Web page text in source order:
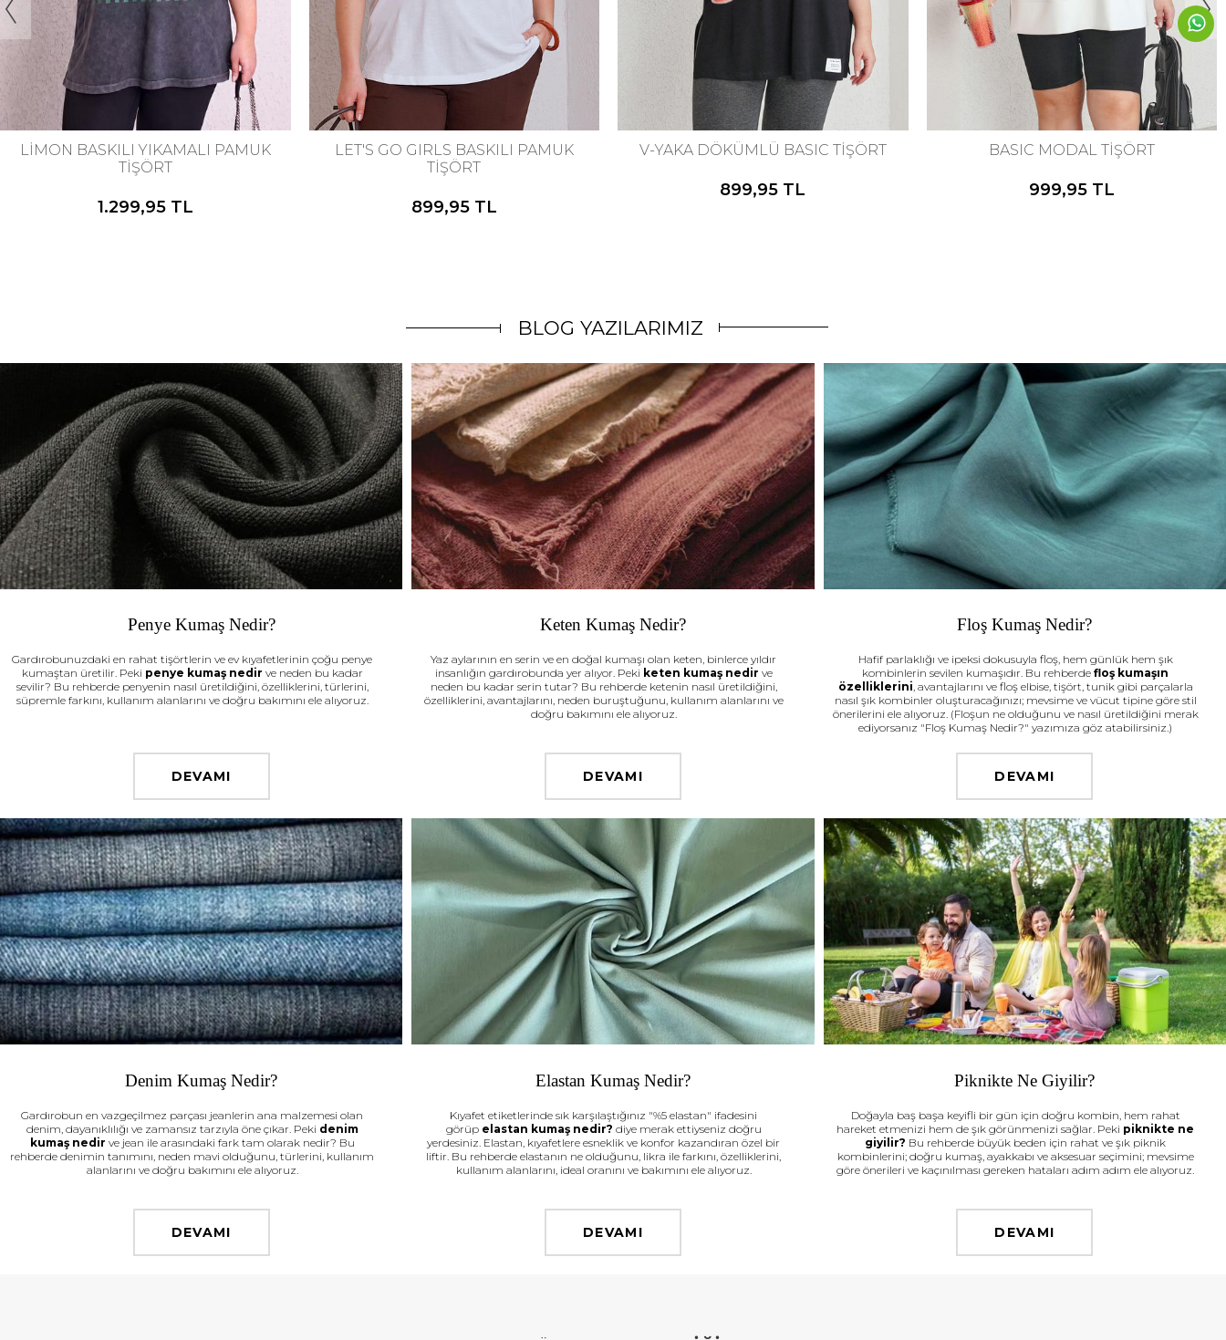
44-46 56-58 60-62
LİMON BASKILI YIKAMALI PAMUK
TİŞÖRT
1.299,95 TL
44-46 48-50 52-54 60-62
LET'S GO GIRLS BASKILI PAMUK
TİŞÖRT
899,95 TL
44-46 48-50 52-54 56-58 60-62
V-YAKA DÖKÜMLÜ BASIC TİŞÖRT
899,95 TL
44-46 56-58 60-62
BASIC MODAL TİŞÖRT
999,95 TL
BLOG YAZILARIMIZ
Penye Kumaş Nedir?
Gardırobunuzdaki en rahat tişörtlerin ve ev kıyafetlerinin çoğu penye
kumaştan üretilir. Peki penye kumaş nedir ve neden bu kadar
sevilir? Bu rehberde penyenin nasıl üretildiğini, özelliklerini, türlerini,
süpremle farkını, kullanım alanlarını ve doğru bakımını ele alıyoruz.
DEVAMI
Keten Kumaş Nedir?
Yaz aylarının en serin ve en doğal kumaşı olan keten, binlerce yıldır
insanlığın gardırobunda yer alıyor. Peki keten kumaş nedir ve
neden bu kadar serin tutar? Bu rehberde ketenin nasıl üretildiğini,
özelliklerini, avantajlarını, neden buruştuğunu, kullanım alanlarını ve
doğru bakımını ele alıyoruz.
DEVAMI
Floş Kumaş Nedir?
Hafif parlaklığı ve ipeksi dokusuyla floş, hem günlük hem şık
kombinlerin sevilen kumaşıdır. Bu rehberde floş kumaşın
özelliklerini, avantajlarını ve floş elbise, tişört, tunik gibi parçalarla
nasıl şık kombinler oluşturacağınızı; mevsime ve vücut tipine göre stil
önerilerini ele alıyoruz. (Floşun ne olduğunu ve nasıl üretildiğini merak
ediyorsanız "Floş Kumaş Nedir?" yazımıza göz atabilirsiniz.)
DEVAMI
Denim Kumaş Nedir?
Gardırobun en vazgeçilmez parçası jeanlerin ana malzemesi olan
denim, dayanıklılığı ve zamansız tarzıyla öne çıkar. Peki denim
kumaş nedir ve jean ile arasındaki fark tam olarak nedir? Bu
rehberde denimin tanımını, neden mavi olduğunu, türlerini, kullanım
alanlarını ve doğru bakımını ele alıyoruz.
DEVAMI
Elastan Kumaş Nedir?
Kıyafet etiketlerinde sık karşılaştığınız "%5 elastan" ifadesini
görüp elastan kumaş nedir? diye merak ettiyseniz doğru
yerdesiniz. Elastan, kıyafetlere esneklik ve konfor kazandıran özel bir
liftir. Bu rehberde elastanın ne olduğunu, likra ile farkını, özelliklerini,
kullanım alanlarını, ideal oranını ve bakımını ele alıyoruz.
DEVAMI
Piknikte Ne Giyilir?
Doğayla baş başa keyifli bir gün için doğru kombin, hem rahat
hareket etmenizi hem de şık görünmenizi sağlar. Peki piknikte ne
giyilir? Bu rehberde büyük beden için rahat ve şık piknik
kombinlerini; doğru kumaş, ayakkabı ve aksesuar seçimini; mevsime
göre önerileri ve kaçınılması gereken hataları adım adım ele alıyoruz.
DEVAMI